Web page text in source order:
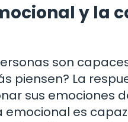
y la
son
piensen? La
sus emociones
es